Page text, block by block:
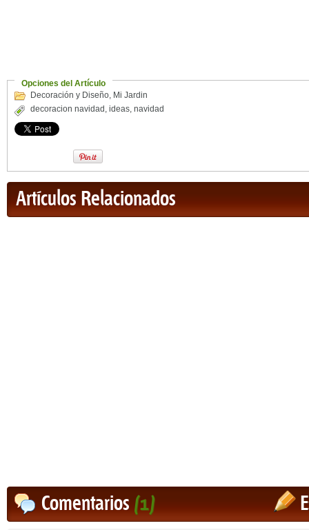
Opciones del Artículo
Decoración y Diseño, Mi Jardin
decoracion navidad , ideas, navidad
Artículos Relacionados
Comentarios(1)